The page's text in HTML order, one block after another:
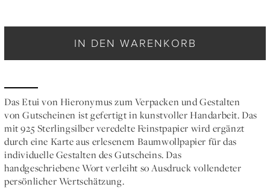
IN DEN WARENKORB
Das Etui von Hieronymus zum Verpacken und Gestalten
von Gutscheinen ist gefertigt in kunstvoller Handarbeit. Das
mit 925 Sterlingsilber veredelte Feinstpapier wird ergänzt
durch eine Karte aus erlesenem Baumwollpapier für das
individuelle Gestalten des Gutscheins. Das
handgeschriebene Wort verleiht so Ausdruck vollendeter
persönlicher Wertschätzung.